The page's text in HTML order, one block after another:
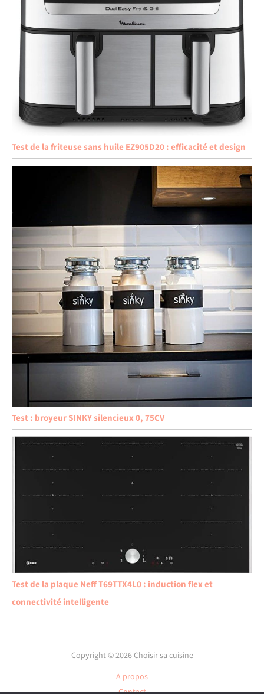
Test de la friteuse sans huile EZ905D20 : efficacité et design
Test : broyeur SINKY silencieux 0, 75CV
Test de la plaque Neff T69TTX4L0 : induction flex et
connectivité intelligente
Copyright © 2026 Choisir sa cuisine
A propos